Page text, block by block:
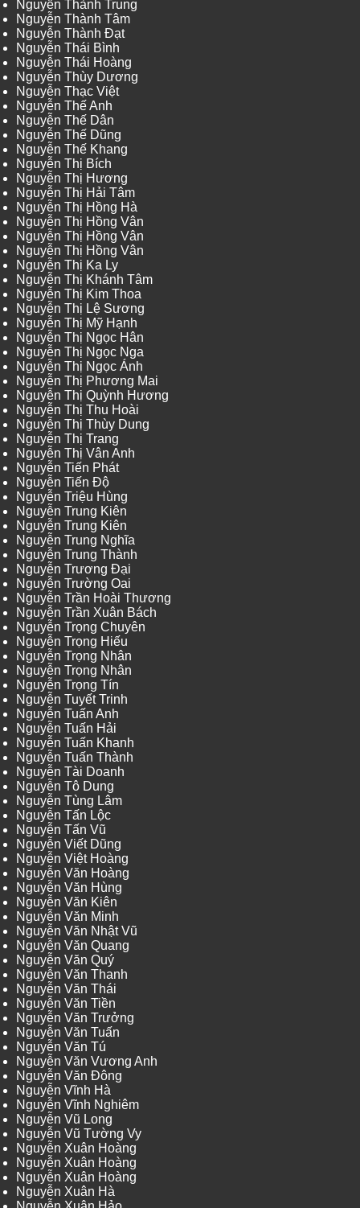
Nguyễn Thành Trung
Nguyễn Thành Tâm
Nguyễn Thành Đạt
Nguyễn Thái Bình
Nguyễn Thái Hoàng
Nguyễn Thùy Dương
Nguyễn Thạc Việt
Nguyễn Thế Anh
Nguyễn Thế Dân
Nguyễn Thế Dũng
Nguyễn Thế Khang
Nguyễn Thị Bích
Nguyễn Thị Hương
Nguyễn Thị Hải Tâm
Nguyễn Thị Hồng Hà
Nguyễn Thị Hồng Vân
Nguyễn Thị Hồng Vân
Nguyễn Thị Hồng Vân
Nguyễn Thị Ka Ly
Nguyễn Thị Khánh Tâm
Nguyễn Thị Kim Thoa
Nguyễn Thị Lệ Sương
Nguyễn Thị Mỹ Hạnh
Nguyễn Thị Ngọc Hân
Nguyễn Thị Ngọc Nga
Nguyễn Thị Ngọc Ánh
Nguyễn Thị Phương Mai
Nguyễn Thị Quỳnh Hương
Nguyễn Thị Thu Hoài
Nguyễn Thị Thùy Dung
Nguyễn Thị Trang
Nguyễn Thị Vân Anh
Nguyễn Tiến Phát
Nguyễn Tiến Độ
Nguyễn Triệu Hùng
Nguyễn Trung Kiên
Nguyễn Trung Kiên
Nguyễn Trung Nghĩa
Nguyễn Trung Thành
Nguyễn Trương Đại
Nguyễn Trường Oai
Nguyễn Trần Hoài Thương
Nguyễn Trần Xuân Bách
Nguyễn Trọng Chuyên
Nguyễn Trọng Hiếu
Nguyễn Trọng Nhân
Nguyễn Trọng Nhân
Nguyễn Trọng Tín
Nguyễn Tuyết Trinh
Nguyễn Tuấn Anh
Nguyễn Tuấn Hải
Nguyễn Tuấn Khanh
Nguyễn Tuấn Thành
Nguyễn Tài Doanh
Nguyễn Tô Dung
Nguyễn Tùng Lâm
Nguyễn Tấn Lộc
Nguyễn Tấn Vũ
Nguyễn Viết Dũng
Nguyễn Việt Hoàng
Nguyễn Văn Hoàng
Nguyễn Văn Hùng
Nguyễn Văn Kiên
Nguyễn Văn Minh
Nguyễn Văn Nhật Vũ
Nguyễn Văn Quang
Nguyễn Văn Quý
Nguyễn Văn Thanh
Nguyễn Văn Thái
Nguyễn Văn Tiền
Nguyễn Văn Trưởng
Nguyễn Văn Tuấn
Nguyễn Văn Tú
Nguyễn Văn Vương Anh
Nguyễn Văn Đông
Nguyễn Vĩnh Hà
Nguyễn Vĩnh Nghiêm
Nguyễn Vũ Long
Nguyễn Vũ Tường Vy
Nguyễn Xuân Hoàng
Nguyễn Xuân Hoàng
Nguyễn Xuân Hoàng
Nguyễn Xuân Hà